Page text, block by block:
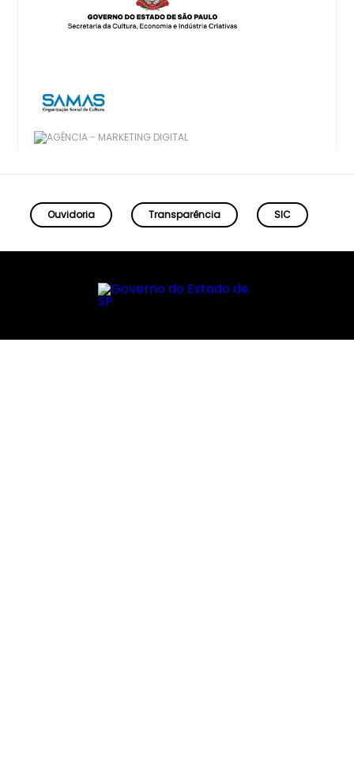
Ouvidoria Transparência SIC